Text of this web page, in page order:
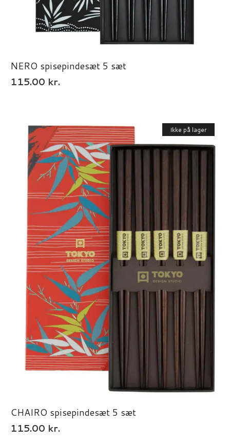
NERO spisepindesæt 5 sæt
115.00 kr.
Ikke på lager
CHAIRO spisepindesæt 5 sæt
115.00 kr.